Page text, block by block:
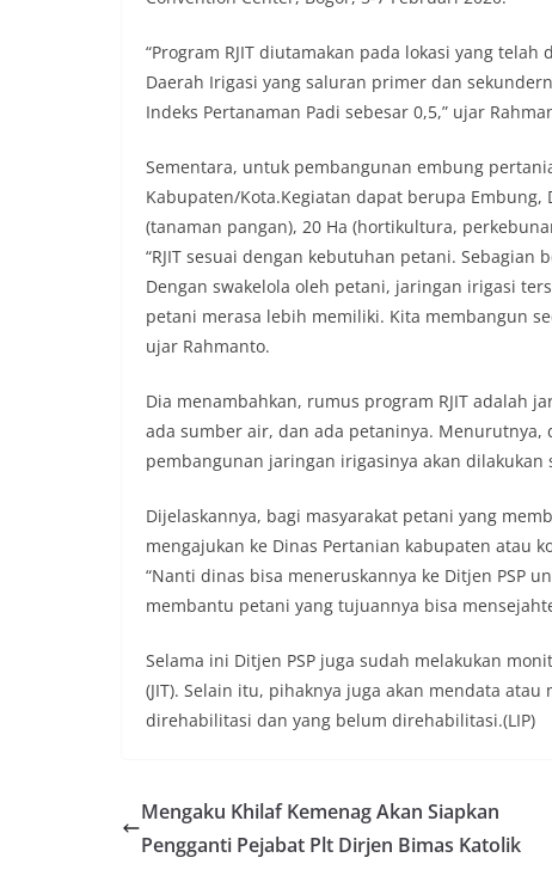
“Program RJIT diutamakan pada lokasi yang
Daerah Irigasi yang saluran primer dan
Indeks Pertanaman Padi sebesar 0,5,” ujar
Sementara, untuk pembangunan embung
Kabupaten/Kota.Kegiatan dapat berupa Embung,
(tanaman pangan), 20 Ha (hortikultura,
“RJIT sesuai dengan kebutuhan petani.
Dengan swakelola oleh petani, jaringan irigasi
petani merasa lebih memiliki. Kita membangun
ujar Rahmanto.
Dia menambahkan, rumus program RJIT adalah
ada sumber air, dan ada petaninya. Menurutnya,
pembangunan jaringan irigasinya akan dilakukan
Dijelaskannya, bagi masyarakat petani yang
mengajukan ke Dinas Pertanian kabupaten atau
“Nanti dinas bisa meneruskannya ke Ditjen PSP
membantu petani yang tujuannya bisa
Selama ini Ditjen PSP juga sudah melakukan
(JIT). Selain itu, pihaknya juga akan mendata
direhabilitasi dan yang belum direhabilitasi.(LIP)
Mengaku Khilaf Kemenag Akan Siapkan
Pengganti Pejabat Plt Dirjen Bimas Katolik